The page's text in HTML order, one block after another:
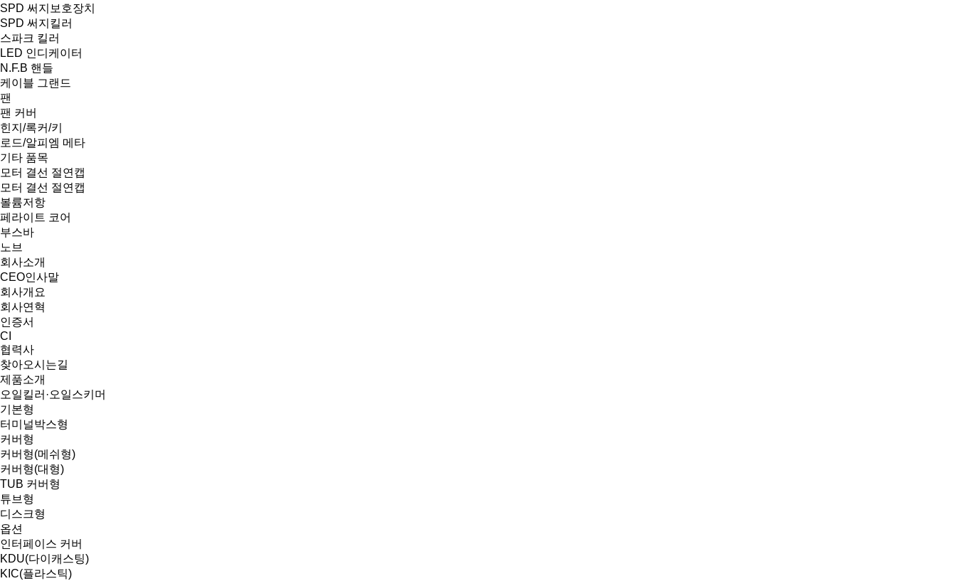
SPD 써지보호장치
SPD 써지킬러
스파크 킬러
LED 인디케이터
N.F.B 핸들
케이블 그랜드
팬
팬 커버
힌지/록커/키
로드/알피엠 메타
기타 품목
모터 결선 절연캡
모터 결선 절연캡
볼륨저항
페라이트 코어
부스바
노브
회사소개
CEO인사말
회사개요
회사연혁
인증서
CI
협력사
찾아오시는길
제품소개
오일킬러·오일스키머
기본형
터미널박스형
커버형
커버형(메쉬형)
커버형(대형)
TUB 커버형
튜브형
디스크형
옵션
인터페이스 커버
KDU(다이캐스팅)
KIC(플라스틱)